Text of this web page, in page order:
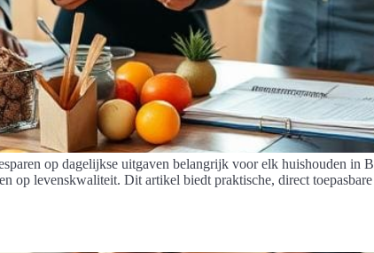
op dagelijkse uitgaven belangrijk voor elk huishouden in
op levenskwaliteit. Dit artikel biedt praktische, direct